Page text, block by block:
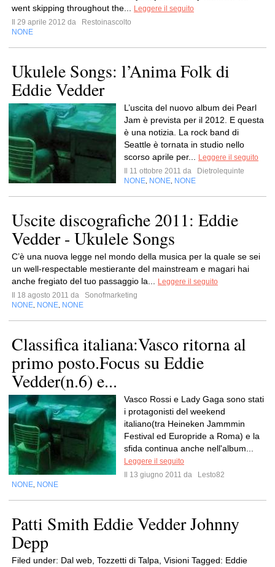
went skipping throughout the...
Leggere il seguito
Il 29 aprile 2012 da
Restoinascolto
NONE
Ukulele Songs: l’Anima Folk di
Eddie Vedder
L’uscita del nuovo album dei Pearl
Jam è prevista per il 2012. E questa
è una notizia. La rock band di
Seattle è tornata in studio nello
scorso aprile per...
Leggere il seguito
Il 11 ottobre 2011 da
Dietrolequinte
NONE NONE NONE
Uscite discografiche 2011: Eddie
Vedder - Ukulele Songs
C’è una nuova legge nel mondo della musica per la quale se sei
un well-respectable mestierante del mainstream e magari hai
anche fregiato del tuo passaggio la...
Leggere il seguito
Il 18 agosto 2011 da
Sonofmarketing
NONE NONE NONE
Classifica italiana:Vasco ritorna al
primo posto.Focus su Eddie
Vedder(n.6) e...
Vasco Rossi e Lady Gaga sono stati
i protagonisti del weekend
italiano(tra Heineken Jammmin
Festival ed Europride a Roma) e la
sfida continua anche nell'album...
Leggere il seguito
Il 13 giugno 2011 da
Lesto82
NONE NONE
Patti Smith Eddie Vedder Johnny
Depp
Filed under: Dal web, Tozzetti di Talpa, Visioni Tagged: Eddie